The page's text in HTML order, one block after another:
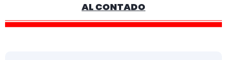
AL CONTADO